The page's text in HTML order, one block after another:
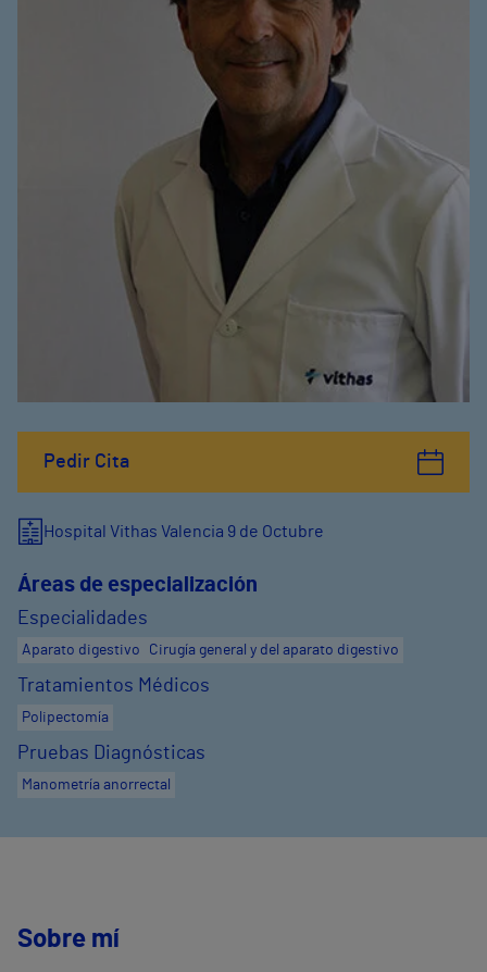
Pedir Cita
Hospital Vithas Valencia 9 de Octubre
Áreas de especialización
Especialidades
Aparato digestivo Cirugía general y del aparato digestivo
Tratamientos Médicos
Polipectomía
Pruebas Diagnósticas
Manometría anorrectal
Sobre mí